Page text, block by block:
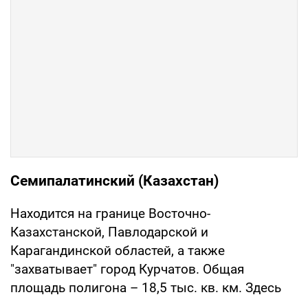
Семипалатинский (Казахстан)
Находится на границе Восточно-
Казахстанской, Павлодарской и
Карагандинской областей, а также
"захватывает" город Курчатов. Общая
площадь полигона – 18,5 тыс. кв. км. Здесь